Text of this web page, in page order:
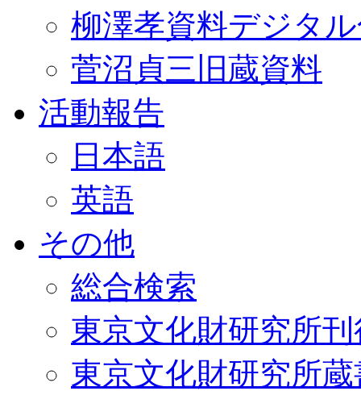
柳澤孝資料デジタ
菅沼貞三旧蔵資料
活動報告
日本語
英語
その他
総合検索
東京文化財研究所
東京文化財研究所